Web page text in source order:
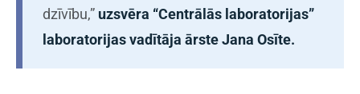
dzīvību,” uzsvēra “Centrālās laboratorijas”
laboratorijas vadītāja ārste Jana Osīte.